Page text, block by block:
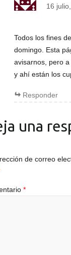
16
Todos los fines
domingo. Esta
avisarnos, pero
y ahí están los
Responder
una
de correo
*